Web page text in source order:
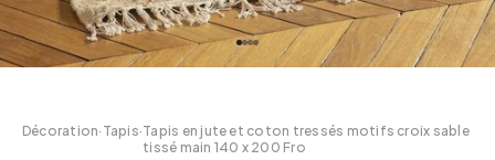
Décoration· Tapis·Tapis en jute et coton tressés motifs croix sable
tissé main 140 x 200 Fro